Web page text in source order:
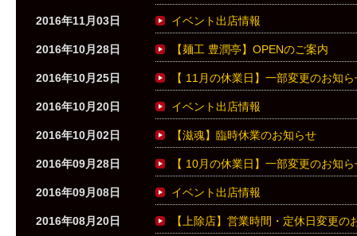
2016年11月03日 イベント出店情報
2016年10月28日 【麺工 豊潤亭】OPENのご案内
2016年10月25日 【 11月の休業日】一部変更のお知ら
2016年10月20日 イベント出店情報
2016年10月02日 【滋魂】臨時休業のお知らせ
2016年09月28日 【 10月の休業日】一部変更のお知ら
2016年09月08日 イベント出店情報
2016年08月20日 【上除店】営業時間・定休日変更の